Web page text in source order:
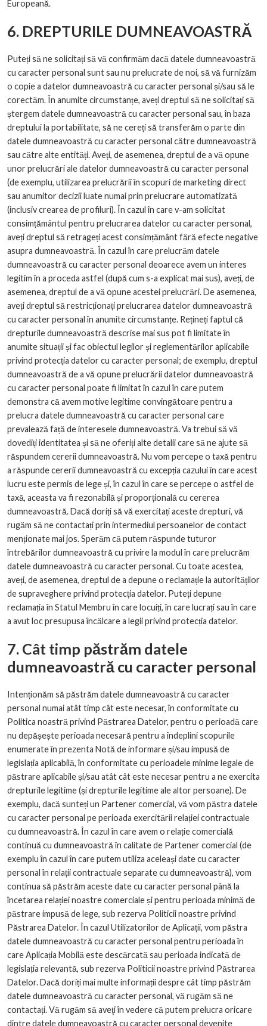
Europeană.
6. DREPTURILE DUMNEAVOASTRĂ
Puteți să ne solicitați să vă confirmăm dacă datele dumneavoastră
cu caracter personal sunt sau nu prelucrate de noi, să vă furnizăm
o copie a datelor dumneavoastră cu caracter personal și/sau să le
corectăm. În anumite circumstanțe, aveți dreptul să ne solicitați să
ștergem datele dumneavoastră cu caracter personal sau, în baza
dreptului la portabilitate, să ne cereți să transferăm o parte din
datele dumneavoastră cu caracter personal către dumneavoastră
sau către alte entități. Aveți, de asemenea, dreptul de a vă opune
unor prelucrări ale datelor dumneavoastră cu caracter personal
(de exemplu, utilizarea prelucrării în scopuri de marketing direct
sau anumitor decizii luate numai prin prelucrare automatizată
(inclusiv crearea de profiluri). În cazul în care v-am solicitat
consimțământul pentru prelucrarea datelor cu caracter personal,
aveți dreptul să retrageți acest consimțământ fără efecte negative
asupra dumneavoastră. În cazul în care prelucrăm datele
dumneavoastră cu caracter personal deoarece avem un interes
legitim în a proceda astfel (după cum s-a explicat mai sus), aveți, de
asemenea, dreptul de a vă opune acestei prelucrări. De asemenea,
aveți dreptul să restricționați prelucrarea datelor dumneavoastră
cu caracter personal în anumite circumstanțe. Rețineți faptul că
drepturile dumneavoastră descrise mai sus pot fi limitate în
anumite situații și fac obiectul legilor și reglementărilor aplicabile
privind protecția datelor cu caracter personal; de exemplu, dreptul
dumneavoastră de a vă opune prelucrării datelor dumneavoastră
cu caracter personal poate fi limitat în cazul în care putem
demonstra că avem motive legitime convingătoare pentru a
prelucra datele dumneavoastră cu caracter personal care
prevalează față de interesele dumneavoastră. Va trebui să vă
dovediți identitatea și să ne oferiți alte detalii care să ne ajute să
răspundem cererii dumneavoastră. Nu vom percepe o taxă pentru
a răspunde cererii dumneavoastră cu excepția cazului în care acest
lucru este permis de lege și, în cazul în care se percepe o astfel de
taxă, aceasta va fi rezonabilă și proporțională cu cererea
dumneavoastră. Dacă doriți să vă exercitați aceste drepturi, vă
rugăm să ne contactați prin intermediul persoanelor de contact
menționate mai jos. Sperăm că putem răspunde tuturor
întrebărilor dumneavoastră cu privire la modul în care prelucrăm
datele dumneavoastră cu caracter personal. Cu toate acestea,
aveți, de asemenea, dreptul de a depune o reclamație la autorităților
de supraveghere privind protecția datelor. Puteți depune
reclamația în Statul Membru în care locuiți, în care lucrați sau în care
a avut loc presupusa încălcare a legii privind protecția datelor.
7. Cât timp păstrăm datele
dumneavoastră cu caracter personal
Intenționăm să păstrăm datele dumneavoastră cu caracter
personal numai atât timp cât este necesar, în conformitate cu
Politica noastră privind Păstrarea Datelor, pentru o perioadă care
nu depășește perioada necesară pentru a îndeplini scopurile
enumerate în prezenta Notă de informare și/sau impusă de
legislația aplicabilă, în conformitate cu perioadele minime legale de
păstrare aplicabile și/sau atât cât este necesar pentru a ne exercita
drepturile legitime (și drepturile legitime ale altor persoane). De
exemplu, dacă sunteți un Partener comercial, vă vom păstra datele
cu caracter personal pe perioada exercitării relației contractuale
cu dumneavoastră. În cazul în care avem o relație comercială
continuă cu dumneavoastră în calitate de Partener comercial (de
exemplu în cazul în care putem utiliza aceleași date cu caracter
personal în relații contractuale separate cu dumneavoastră), vom
continua să păstrăm aceste date cu caracter personal până la
încetarea relației noastre comerciale și pentru perioada minimă de
păstrare impusă de lege, sub rezerva Politicii noastre privind
Păstrarea Datelor. În cazul Utilizatorilor de Aplicații, vom păstra
datele dumneavoastră cu caracter personal pentru perioada în
care Aplicația Mobilă este descărcată sau perioada indicată de
legislația relevantă, sub rezerva Politicii noastre privind Păstrarea
Datelor. Dacă doriți mai multe informații despre cât timp păstrăm
datele dumneavoastră cu caracter personal, vă rugăm să ne
contactați. Vă rugăm să aveţi în vedere că putem prelucra oricare
dintre datele dumneavoastră cu caracter personal devenite